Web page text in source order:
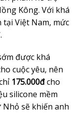
Kông. Với khá
tại Việt Nam, mức
được khá
cuộc yêu, nên
175.000đcho
silicone mềm
Nhỏ sẽ khiến anh